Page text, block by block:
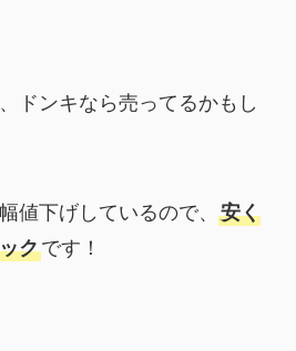
ドンキなら売ってるかもし
値下げしているので、 安く
クです！